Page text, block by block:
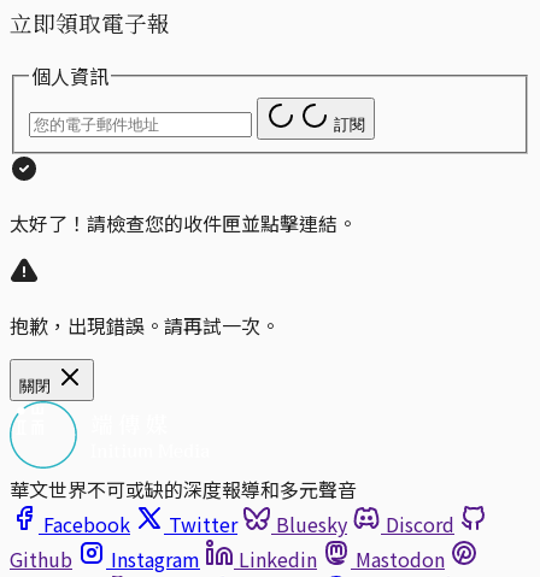
立即領取電子報
個人資訊
訂閱
太好了！請檢查您的收件匣並點擊連結。
抱歉，出現錯誤。請再試一次。
關閉
華文世界不可或缺的深度報導和多元聲音
Facebook
Twitter Bluesky
Discord
Github
Instagram Linkedin
Mastodon